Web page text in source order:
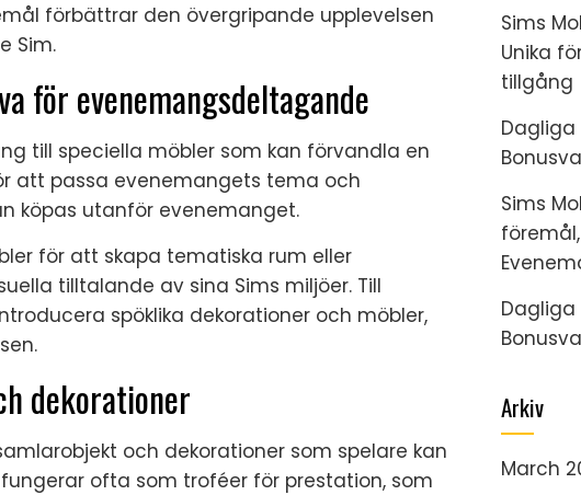
förbättrar den övergripande upplevelsen
Sim.
för evenemangsdeltagande
till speciella möbler som kan förvandla en
att passa evenemangets tema och
köpas utanför evenemanget.
för att skapa tematiska rum eller
tilltalande av sina Sims miljöer. Till
spöklika dekorationer och möbler,
dekorationer
och dekorationer som spelare kan
ofta som troféer för prestation, som
Sims
Unika
tillgång
Dagliga
Sims
Dagliga
Arkiv
March